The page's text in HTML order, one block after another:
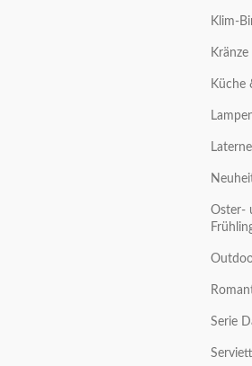
Klim-
Kränze
Küche
Oster-
Serie